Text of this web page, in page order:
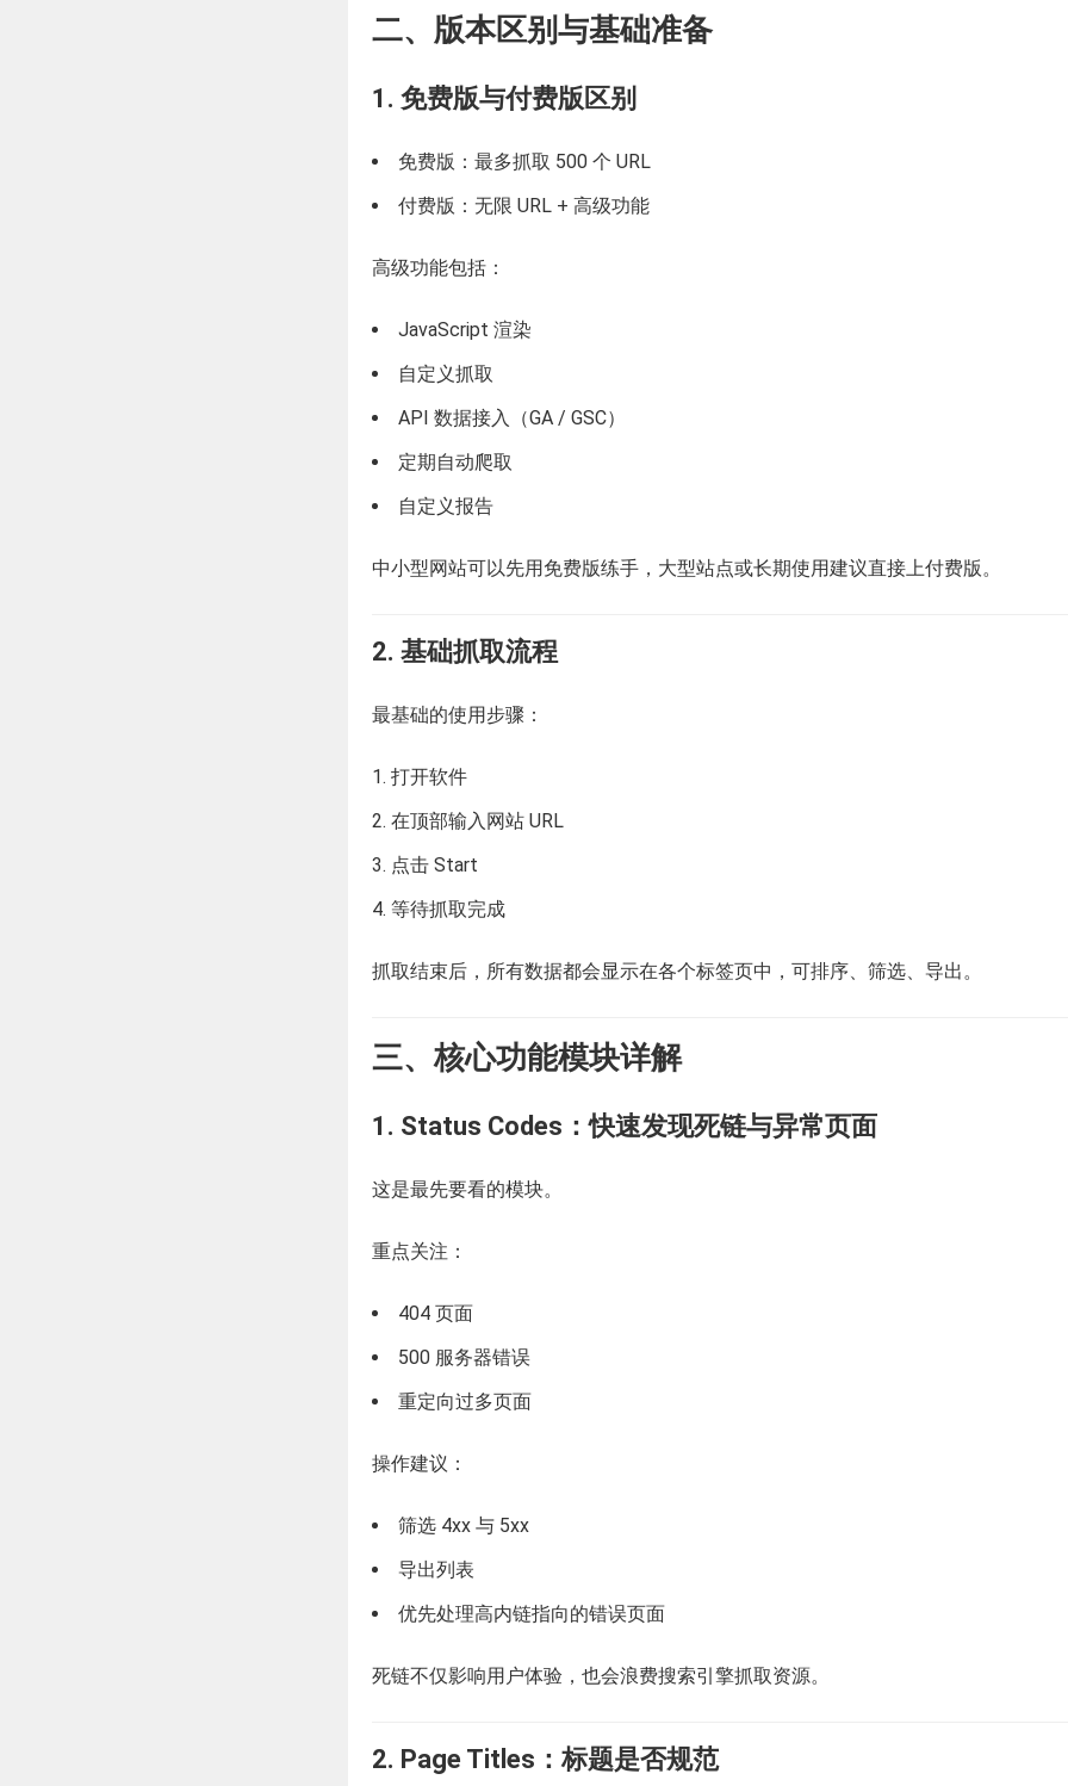
二、版本区别与基础准备
1. 免费版与付费版区别
免费版：最多抓取 500 个 URL
付费版：无限 URL + 高级功能
高级功能包括：
JavaScript 渲染
自定义抓取
API 数据接入（GA / GSC）
定期自动爬取
自定义报告
中小型网站可以先用免费版练手，大型站点或长期使用建议直接上付费版。
2. 基础抓取流程
最基础的使用步骤：
打开软件
在顶部输入网站 URL
点击 Start
等待抓取完成
抓取结束后，所有数据都会显示在各个标签页中，可排序、筛选、导出。
三、核心功能模块详解
1. Status Codes：快速发现死链与异常页面
这是最先要看的模块。
重点关注：
404 页面
500 服务器错误
重定向过多页面
操作建议：
筛选 4xx 与 5xx
导出列表
优先处理高内链指向的错误页面
死链不仅影响用户体验，也会浪费搜索引擎抓取资源。
2. Page Titles：标题是否规范